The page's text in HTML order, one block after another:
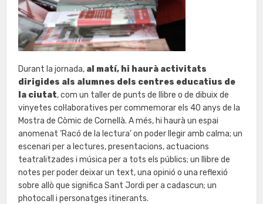
Durant la jornada, al matí, hi haurà activitats
dirigides als alumnes dels centres educatius de
la ciutat, com un taller de punts de llibre o de dibuix de
vinyetes col·laboratives per commemorar els 40 anys de la
Mostra de Còmic de Cornellà. A més, hi haurà un espai
anomenat ‘Racó de la lectura’ on poder llegir amb calma; un
escenari per a lectures, presentacions, actuacions
teatralitzades i música per a tots els públics; un llibre de
notes per poder deixar un text, una opinió o una reflexió
sobre allò que significa Sant Jordi per a cadascun; un
photocall i personatges itinerants.